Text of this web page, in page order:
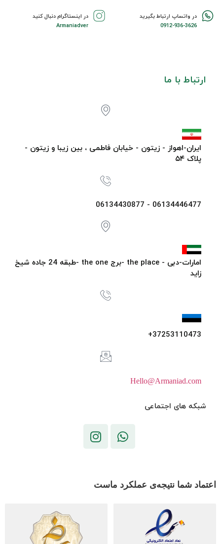
در واتساپ ارتباط بگیرید
0912-936-3626
در اینستاگرام دنبال کنید
Armaniadver
ارتباط با ما
ایران-اهواز - زیتون - خیابان فاطمی ، بین زیبا و زیتون -
پلاک ۵۴
06134446477 - 06134430877
امارات-دبی - the place -برج the one -طبقه 24 جاده شیخ
زاید
37253110473+
Hello@Armaniad.com
شبکه های اجتماعی
اعتماد شما نتیجه‌ی عملکرد ماست